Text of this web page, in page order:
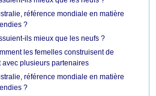
référence mondiale en matière
?
ils mieux que les neufs ?
les femelles construisent de
plusieurs partenaires
référence mondiale en matière
?